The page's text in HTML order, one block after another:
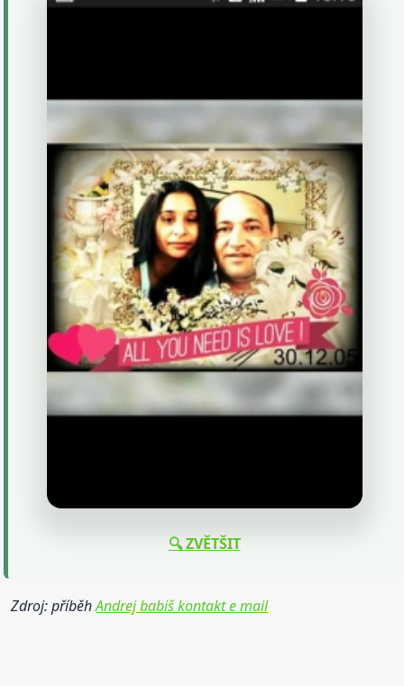
🔍 ZVĚTŠIT
Zdroj: příběhAndrej babiš kontakt e mail